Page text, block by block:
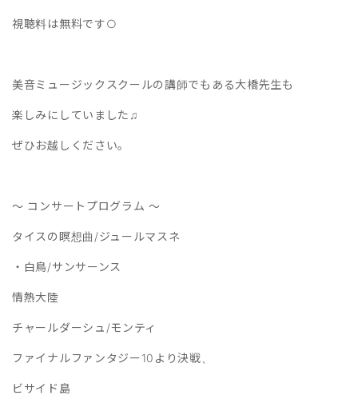
視聴料は無料です○
美音ミュージックスクールの講師でもある大橋先生も
楽しみにしていました♫
ぜひお越しください。
～ コンサートプログラム ～
タイスの瞑想曲/ジュールマスネ
・白鳥/サンサーンス
情熱大陸
チャールダーシュ/モンティ
ファイナルファンタジー10より決戦、
ビサイド島